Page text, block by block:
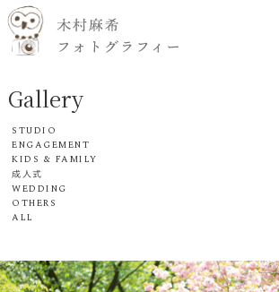
Gallery
STUDIO
ENGAGEMENT
KIDS & FAMILY
成人式
WEDDING
OTHERS
ALL